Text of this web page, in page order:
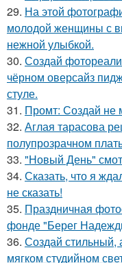
29. На этой
молодой женщины с
нежной улыбкой.
30. Создай
чёрном оверсайз
стуле.
31. Промт: Создай не
32. Аглая тарасова
полупрозрачном
33. "Новый День"
34. Сказать, что я
не сказать!
35. Праздничная
фонде "Берег
36. Создай стильный,
мягком студийном